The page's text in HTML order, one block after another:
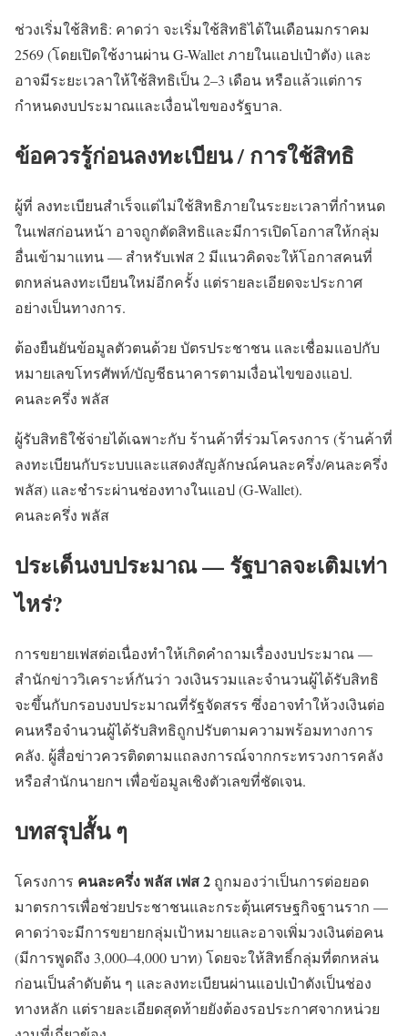
ช่วงเริ่มใช้สิทธิ: คาดว่า จะเริ่มใช้สิทธิได้ในเดือนมกราคม
2569 (โดยเปิดใช้งานผ่าน G-Wallet ภายในแอปเป๋าตัง) และ
อาจมีระยะเวลาให้ใช้สิทธิเป็น 2–3 เดือน หรือแล้วแต่การ
กำหนดงบประมาณและเงื่อนไขของรัฐบาล.
ข้อควรรู้ก่อนลงทะเบียน / การใช้สิทธิ
ผู้ที่ ลงทะเบียนสำเร็จแต่ไม่ใช้สิทธิภายในระยะเวลาที่กำหนด
ในเฟสก่อนหน้า อาจถูกตัดสิทธิและมีการเปิดโอกาสให้กลุ่ม
อื่นเข้ามาแทน — สำหรับเฟส 2 มีแนวคิดจะให้โอกาสคนที่
ตกหล่นลงทะเบียนใหม่อีกครั้ง แต่รายละเอียดจะประกาศ
อย่างเป็นทางการ.
ต้องยืนยันข้อมูลตัวตนด้วย บัตรประชาชน และเชื่อมแอปกับ
หมายเลขโทรศัพท์/บัญชีธนาคารตามเงื่อนไขของแอป.
คนละครึ่ง พลัส
ผู้รับสิทธิใช้จ่ายได้เฉพาะกับ ร้านค้าที่ร่วมโครงการ (ร้านค้าที่
ลงทะเบียนกับระบบและแสดงสัญลักษณ์คนละครึ่ง/คนละครึ่ง
พลัส) และชำระผ่านช่องทางในแอป (G-Wallet).
คนละครึ่ง พลัส
ประเด็นงบประมาณ — รัฐบาลจะเติมเท่า
ไหร่?
การขยายเฟสต่อเนื่องทำให้เกิดคำถามเรื่องงบประมาณ —
สำนักข่าววิเคราะห์กันว่า วงเงินรวมและจำนวนผู้ได้รับสิทธิ
จะขึ้นกับกรอบงบประมาณที่รัฐจัดสรร ซึ่งอาจทำให้วงเงินต่อ
คนหรือจำนวนผู้ได้รับสิทธิถูกปรับตามความพร้อมทางการ
คลัง. ผู้สื่อข่าวควรติดตามแถลงการณ์จากกระทรวงการคลัง
หรือสำนักนายกฯ เพื่อข้อมูลเชิงตัวเลขที่ชัดเจน.
บทสรุปสั้น ๆ
โครงการ คนละครึ่ง พลัส เฟส 2 ถูกมองว่าเป็นการต่อยอด
มาตรการเพื่อช่วยประชาชนและกระตุ้นเศรษฐกิจฐานราก —
คาดว่าจะมีการขยายกลุ่มเป้าหมายและอาจเพิ่มวงเงินต่อคน
(มีการพูดถึง 3,000–4,000 บาท) โดยจะให้สิทธิ์กลุ่มที่ตกหล่น
ก่อนเป็นลำดับต้น ๆ และลงทะเบียนผ่านแอปเป๋าตังเป็นช่อง
ทางหลัก แต่รายละเอียดสุดท้ายยังต้องรอประกาศจากหน่วย